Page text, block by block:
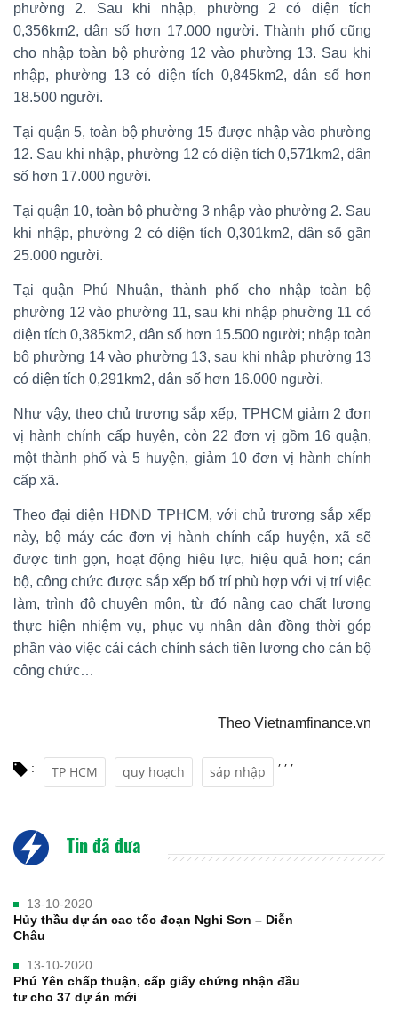
phường 2. Sau khi nhập, phường 2 có diện tích
0,356km2, dân số hơn 17.000 người. Thành phố cũng
cho nhập toàn bộ phường 12 vào phường 13. Sau khi
nhập, phường 13 có diện tích 0,845km2, dân số hơn
18.500 người.
Tại quận 5, toàn bộ phường 15 được nhập vào phường
12. Sau khi nhập, phường 12 có diện tích 0,571km2, dân
số hơn 17.000 người.
Tại quận 10, toàn bộ phường 3 nhập vào phường 2. Sau
khi nhập, phường 2 có diện tích 0,301km2, dân số gần
25.000 người.
Tại quận Phú Nhuận, thành phố cho nhập toàn bộ
phường 12 vào phường 11, sau khi nhập phường 11 có
diện tích 0,385km2, dân số hơn 15.500 người; nhập toàn
bộ phường 14 vào phường 13, sau khi nhập phường 13
có diện tích 0,291km2, dân số hơn 16.000 người.
Như vậy, theo chủ trương sắp xếp, TPHCM giảm 2 đơn
vị hành chính cấp huyện, còn 22 đơn vị gồm 16 quận,
một thành phố và 5 huyện, giảm 10 đơn vị hành chính
cấp xã.
Theo đại diện HĐND TPHCM, với chủ trương sắp xếp
này, bộ máy các đơn vị hành chính cấp huyện, xã sẽ
được tinh gọn, hoạt động hiệu lực, hiệu quả hơn; cán
bộ, công chức được sắp xếp bố trí phù hợp với vị trí việc
làm, trình độ chuyên môn, từ đó nâng cao chất lượng
thực hiện nhiệm vụ, phục vụ nhân dân đồng thời góp
phần vào việc cải cách chính sách tiền lương cho cán bộ
công chức…
Theo Vietnamfinance.vn
: TP HCM
,
quy hoạch
,
sáp nhập
,
Tin đã đưa
13-10-2020
Hủy thầu dự án cao tốc đoạn Nghi Sơn – Diễn
Châu
13-10-2020
Phú Yên chấp thuận, cấp giấy chứng nhận đầu
tư cho 37 dự án mới